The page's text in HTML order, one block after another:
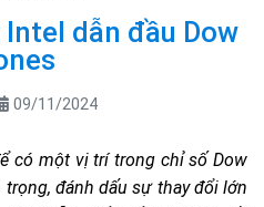
dẫn đầu Dow
09/11/2024
có một vị trí trong chỉ số Dow
đánh dấu sự thay đổi lớn